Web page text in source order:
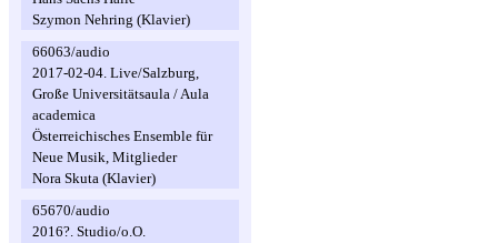
Szymon Nehring (Klavier)
66063/audio
2017-02-04. Live/Salzburg,
Große Universitätsaula / Aula
academica
Österreichisches Ensemble für
Neue Musik, Mitglieder
Nora Skuta (Klavier)
65670/audio
2016?. Studio/o.O.